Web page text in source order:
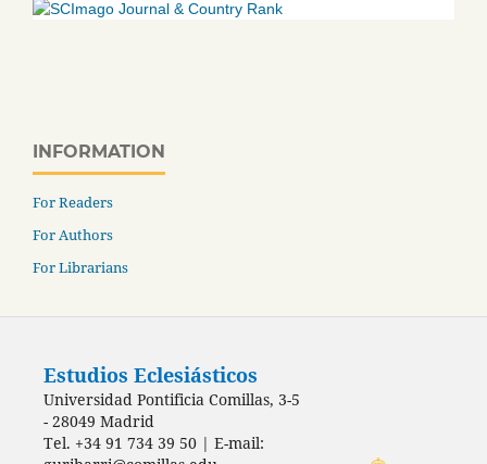
INFORMATION
For Readers
For Authors
For Librarians
Estudios Eclesiásticos
Universidad Pontificia Comillas, 3-5
- 28049 Madrid
Tel. +34 91 734 39 50 | E-mail: